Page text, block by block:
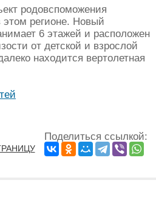
родовспоможения
этом регионе. Новый
6 этажей и расположен
от детской и взрослой
находится вертолетная
Поделиться ссылкой: